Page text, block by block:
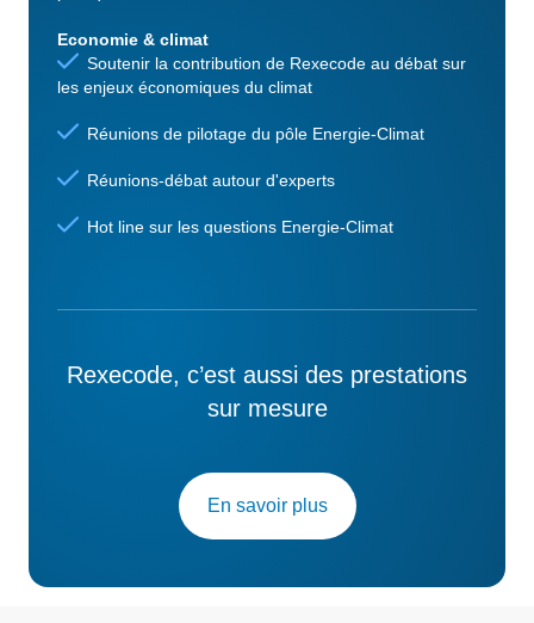
Economie & climat
Soutenir la contribution de Rexecode au débat sur
les enjeux économiques du climat
Réunions de pilotage du pôle Energie-Climat
Réunions-débat autour d'experts
Hot line sur les questions Energie-Climat
Rexecode, c’est aussi des prestations
sur mesure
En savoir plus